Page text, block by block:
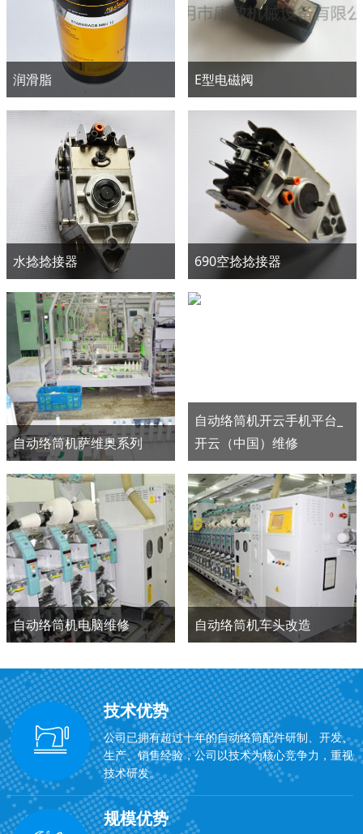
润滑脂 E型电磁阀
水捻捻接器 690空捻捻接器
自动络筒机萨维奥系列
自动络筒机开云手机平台_
开云（中国）维修
自动络筒机电脑维修 自动络筒机车头改造
技术优势
公司已拥有超过十年的自动络筒配件研制、开发、
生产、销售经验，公司以技术为核心竞争力，重视
技术研发。
规模优势